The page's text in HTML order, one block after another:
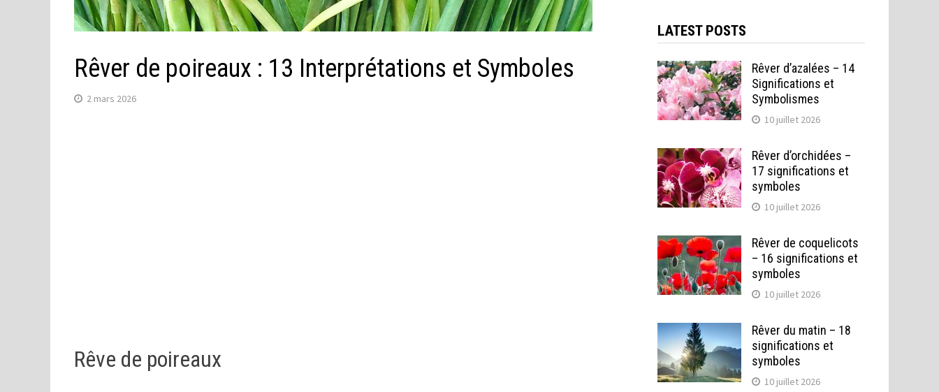
Rêver de poireaux : 13 Interprétations et Symboles
2 mars 2026
Rêve de poireaux
LATEST POSTS
Rêver d’azalées – 14
Significations et
Symbolismes
10 juillet 2026
Rêver d’orchidées –
17 significations et
symboles
10 juillet 2026
Rêver de coquelicots
– 16 significations et
symboles
10 juillet 2026
Rêver du matin – 18
significations et
symboles
10 juillet 2026